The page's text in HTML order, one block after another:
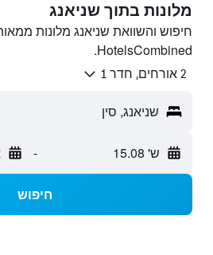
מלונות בתוך שניאנג
חיפוש והשוואת שניאנג מלונות
HotelsCombined.
2 אורחים, חדר 1
שניאנג, סין
ש' 15.08 -
חיפוש